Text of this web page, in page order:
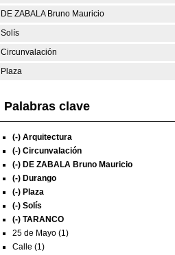
DE ZABALA Bruno Mauricio
Solís
Circunvalación
Plaza
Palabras clave
(-) Arquitectura
(-) Circunvalación
(-) DE ZABALA Bruno Mauricio
(-) Durango
(-) Plaza
(-) Solís
(-) TARANCO
25 de Mayo (1)
Calle (1)